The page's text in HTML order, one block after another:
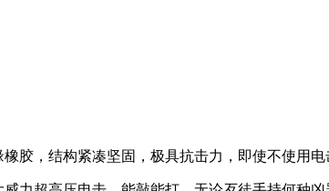
胶，结构紧凑坚固，极具抗击力，即使不使用